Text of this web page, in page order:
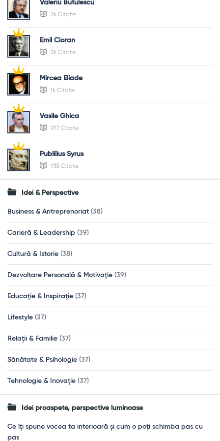
Valeriu Butulescu
2k Citate
Emil Cioran
2k Citate
Mircea Eliade
1k Citate
Vasile Ghica
977 Citate
Publilius Syrus
935 Citate
Idei & Perspective
Business & Antreprenoriat (38)
Carieră & Leadership (39)
Cultură & Istorie (38)
Dezvoltare Personală & Motivație (39)
Educație & Inspirație (37)
Lifestyle (37)
Relații & Familie (37)
Sănătate & Psihologie (37)
Tehnologie & Inovație (37)
Idei proaspete, perspective luminoase
Ce îți spune vocea ta interioară și cum o poți schimba pas cu
pas